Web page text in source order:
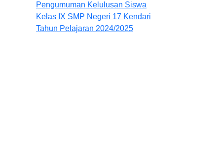
Pengumuman Kelulusan Siswa
Kelas IX SMP Negeri 17 Kendari
Tahun Pelajaran 2024/2025